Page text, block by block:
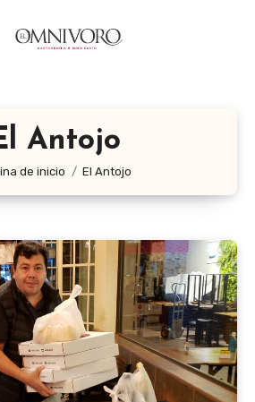
Antojo
de inicio El Antojo